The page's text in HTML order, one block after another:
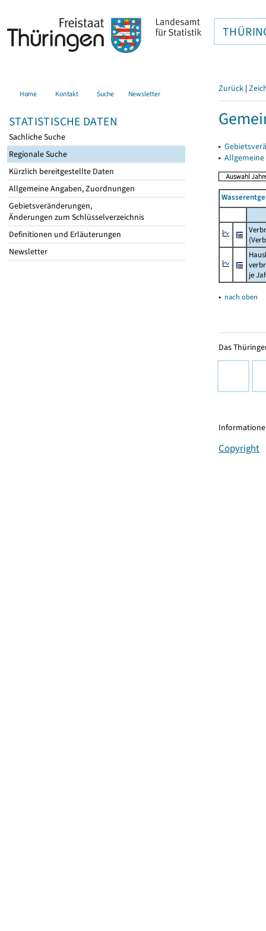
Home Kontakt Suche Newsletter
STATISTISCHE DATEN
Sachliche Suche
Regionale Suche
Kürzlich bereitgestellte Daten
Allgemeine Angaben, Zuordnungen
Gebietsveränderungen,
Änderungen zum Schlüsselverzeichnis
Definitionen und Erläuterungen
Newsletter
Zurück |
▸
▸
je
▴ nach oben
Das
Copyright